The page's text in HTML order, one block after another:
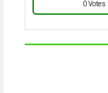
0 Votes